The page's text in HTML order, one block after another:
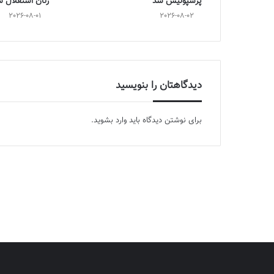
2026-08-02
2026-08-01
دیدگاهتان را بنویسید
برای نوشتن دیدگاه باید وارد بشوید.